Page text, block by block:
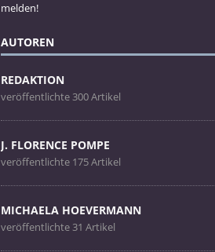
melden!
AUTOREN
REDAKTION
veröffentlichte 300 Artikel
J. FLORENCE POMPE
veröffentlichte 175 Artikel
MICHAELA HOEVERMANN
veröffentlichte 31 Artikel